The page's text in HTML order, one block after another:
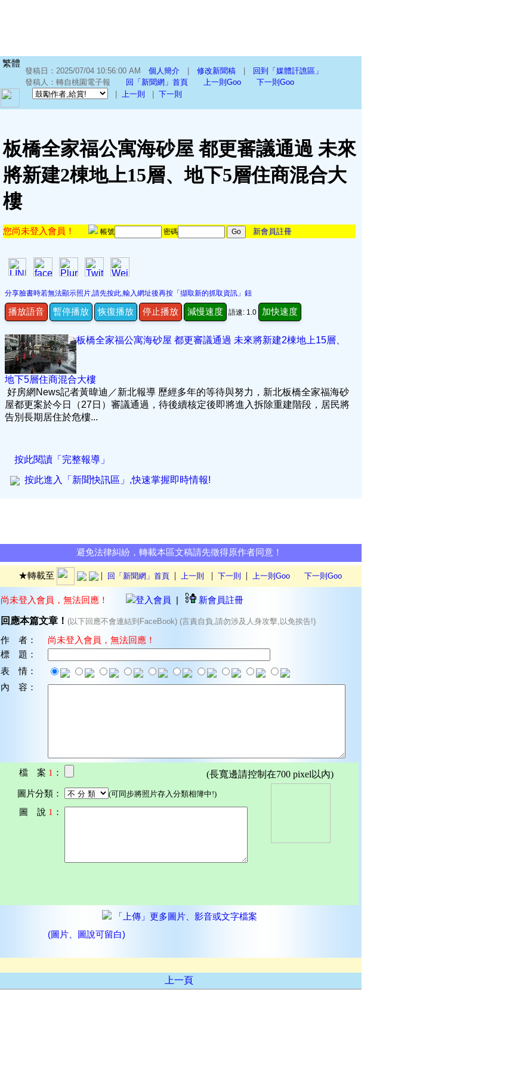
繁體
發稿日：2025/07/04 10:56:00 AM 個人簡介| 修改新聞稿|
回到「媒體訐譙區」
發稿人：轉自桃園電子報
回「新聞網」首頁 上一則Goo
下一則Goo
上一則 下一則
板橋全家福公寓海砂屋 都更審議通過 未來
將新建2棟地上15層、地下5層住商混合大
樓
您尚未登入會員！ 帳號 密碼 新會員註冊
分享臉書時若無法顯示照片,請先按此,輸入網址後再按「擷取新的抓取資訊」鈕
播放語音 暫停播放 恢復播放 停止播放 減慢速度 語速: 1.0 加快速度
板橋全家福公寓海砂屋 都更審議通過 未來將新建2棟地上15層、
地下5層住商混合大樓
好房網News記者黃暐迪／新北報導 歷經多年的等待與努力，新北板橋全家福海砂
屋都更案於今日（27日）審議通過，待後續核定後即將進入拆除重建階段，居民將
告別長期居住於危樓...
按此閱讀「完整報導」
按此進入「新聞快訊區」,快速掌握即時情報!
避免法律糾紛，轉載本區文稿請先徵得原作者同意！
★轉載至 | 回「新聞網」首頁 | 上一則 | 下一則 | 上一則Goo 下一則Goo
尚未登入會員，無法回應！ 登入會員 | 新會員註冊
回應本篇文章！ (以下回應不會連結到FaceBook) (言責自負,請勿涉及人身攻擊,以免挨告!)
作 者：
尚未登入會員，無法回應！
標 題：
表 情：
內 容：
檔 案 1 ： (長寬邊請控制在700 pixel以內)
圖片分類： (可同步將照片存入分類相簿中!)
圖 說 1 ：
「上傳」更多圖片、影音或文字檔案
(圖片、圖說可留白)
上一頁